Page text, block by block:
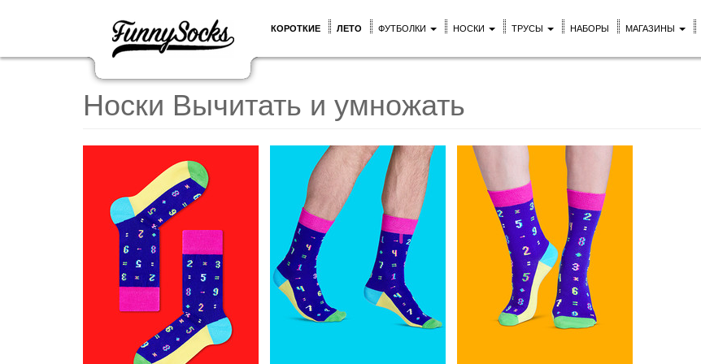
КОРОТКИЕ ЛЕТО ФУТБОЛКИ НОСКИ ТРУСЫ НАБОРЫ МАГАЗИНЫ
Носки Вычитать и умножать